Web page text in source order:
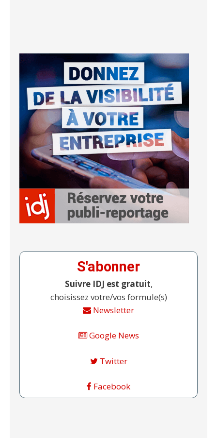
S'abonner
Suivre IDJ est gratuit,
choisissez votre/vos formule(s)
Newsletter
Google News
Twitter
Facebook